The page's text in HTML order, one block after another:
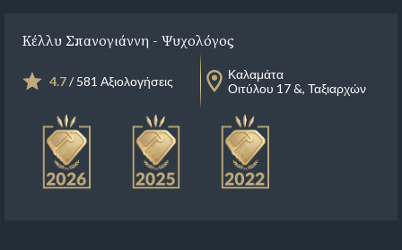
Κέλλυ Σπανογιάννη - Ψυχολόγος
4.7/ 581 Αξιολογήσεις
Καλαμάτα
Οιτύλου 17 &, Ταξιαρχών